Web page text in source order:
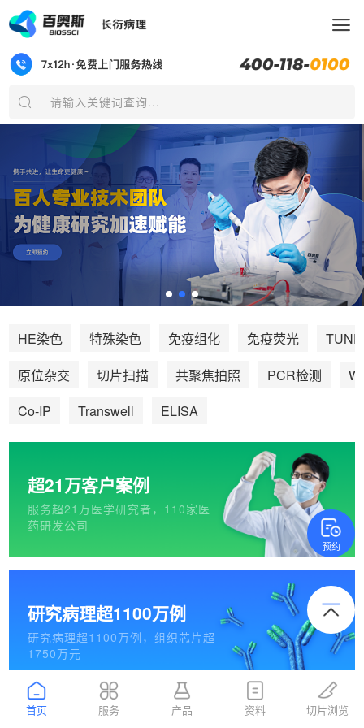
预约
请输入关键词查询...
HE染色 特殊染色 免疫组化 免疫荧光
原位杂交
切片扫描 共聚焦拍照 PCR检测
Co-IP
Transwell ELISA
超21万客户案例
服务超21万医学研究者，110家医
药研发公司
研究病理超1100万例
研究病理超1100万例，组织芯片超
1750万元
首页 服务 产品 资料 切片浏览